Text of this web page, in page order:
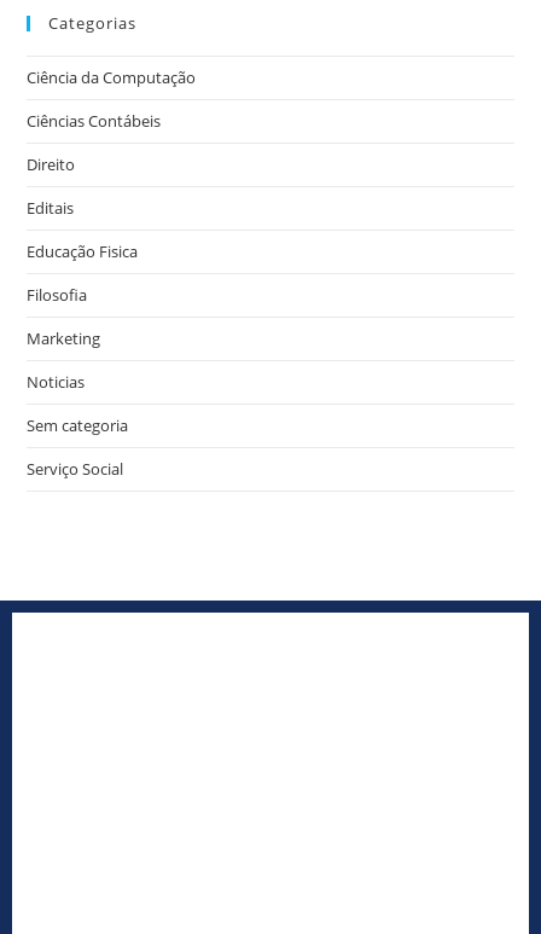
Categorias
Ciência da Computação
Ciências Contábeis
Direito
Editais
Educação Fisica
Filosofia
Marketing
Noticias
Sem categoria
Serviço Social